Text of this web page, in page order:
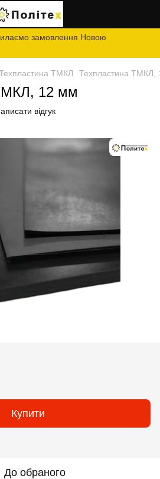
замовлення Новою
ТМКЛ Техпластина ТМКЛ,
12 мм
відгук
Купити
До обраного